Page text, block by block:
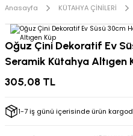
Boyaları
Kabartma Boyaları
Anasayfa KÜTAHYA ÇİNİLERİ
Oğuz Çini Dekoratif Ev
Seramik Kütahya Altıgen
305,08 TL
1-7 iş günü içerisinde ürün